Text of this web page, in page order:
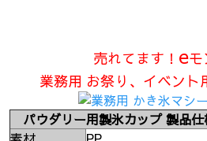
売れてます！ eモ
業務用 お祭り、イベント
パウダリー用製氷カップ 製品仕